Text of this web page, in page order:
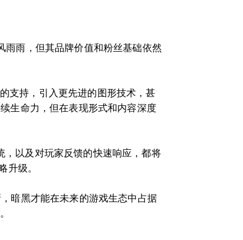
雨雨，但其品牌价值和粉丝基础依然
支持，引入更先进的图形技术，甚
生命力，但在表现形式和内容深度
，以及对玩家反馈的快速响应，都将
升级。
暗黑才能在未来的游戏生态中占据